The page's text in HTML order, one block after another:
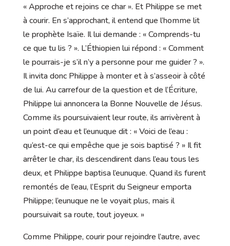
« Approche et rejoins ce char ». Et Philippe se met
à courir. En s’approchant, il entend que l’homme lit
le prophète Isaïe. Il lui demande : « Comprends-tu
ce que tu lis ? ». L’Éthiopien lui répond : « Comment
le pourrais-je s’il n’y a personne pour me guider ? ».
Il invita donc Philippe à monter et à s’asseoir à côté
de lui. Au carrefour de la question et de l’Écriture,
Philippe lui annoncera la Bonne Nouvelle de Jésus.
Comme ils poursuivaient leur route, ils arrivèrent à
un point d’eau et l’eunuque dit : « Voici de l’eau :
qu’est-ce qui empêche que je sois baptisé ? » Il fit
arrêter le char, ils descendirent dans l’eau tous les
deux, et Philippe baptisa l’eunuque. Quand ils furent
remontés de l’eau, l’Esprit du Seigneur emporta
Philippe; l’eunuque ne le voyait plus, mais il
poursuivait sa route, tout joyeux. »
Comme Philippe, courir pour rejoindre l’autre, avec